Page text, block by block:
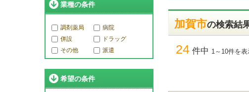
業種の条件
調剤薬局
病院
併設
ドラッグ
その他
派遣
希望の条件
加賀市の検索結
24 件中 1～10件を表